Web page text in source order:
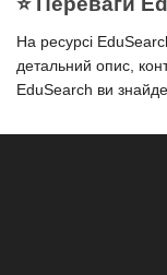
На ресурсі
детальний опис,
EduSearch ви